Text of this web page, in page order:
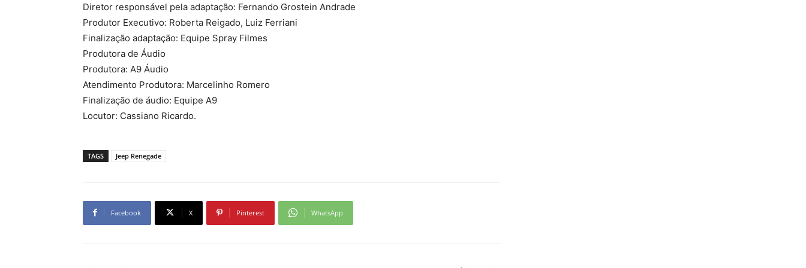
Diretor responsável pela adaptação: Fernando Grostein Andrade
Produtor Executivo: Roberta Reigado, Luiz Ferriani
Finalização adaptação: Equipe Spray Filmes
Produtora de Áudio
Produtora: A9 Áudio
Atendimento Produtora: Marcelinho Romero
Finalização de áudio: Equipe A9
Locutor: Cassiano Ricardo.
TAGS Jeep Renegade
Facebook X Pinterest WhatsApp